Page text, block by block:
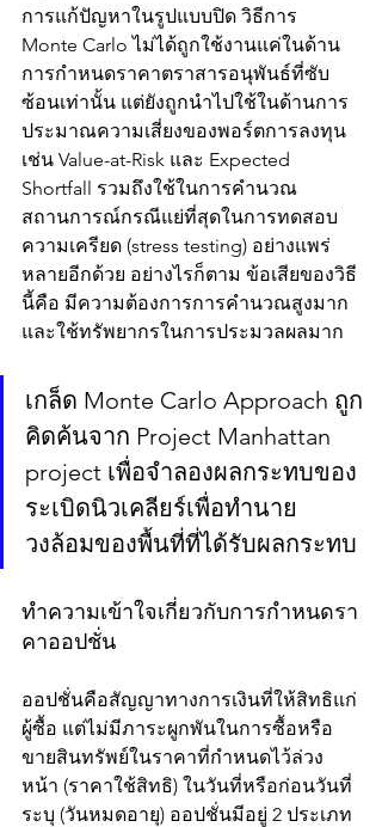
การแก้ปัญหาในรูปแบบปิด วิธีการ
Monte Carlo ไม่ได้ถูกใช้งานแค่ในด้าน
การกำหนดราคาตราสารอนุพันธ์ที่ซับ
ซ้อนเท่านั้น แต่ยังถูกนำไปใช้ในด้านการ
ประมาณความเสี่ยงของพอร์ตการลงทุน
เช่น Value-at-Risk และ Expected
Shortfall รวมถึงใช้ในการคำนวณ
สถานการณ์กรณีแย่ที่สุดในการทดสอบ
ความเครียด (stress testing) อย่างแพร่
หลายอีกด้วย อย่างไรก็ตาม ข้อเสียของวิธี
นี้คือ มีความต้องการการคำนวณสูงมาก
และใช้ทรัพยากรในการประมวลผลมาก
เกล็ด Monte Carlo Approach ถูก
คิดค้นจาก Project Manhattan
project เพื่อจำลองผลกระทบของ
ระเบิดนิวเคลียร์เพื่อทำนาย
วงล้อมของพื้นที่ที่ได้รับผลกระทบ
ทำความเข้าใจเกี่ยวกับการกำหนดรา
คาออปชั่น
ออปชั่นคือสัญญาทางการเงินที่ให้สิทธิแก่
ผู้ซื้อ แต่ไม่มีภาระผูกพันในการซื้อหรือ
ขายสินทรัพย์ในราคาที่กำหนดไว้ล่วง
หน้า (ราคาใช้สิทธิ) ในวันที่หรือก่อนวันที่
ระบุ (วันหมดอายุ) ออปชั่นมีอยู่ 2 ประเภท